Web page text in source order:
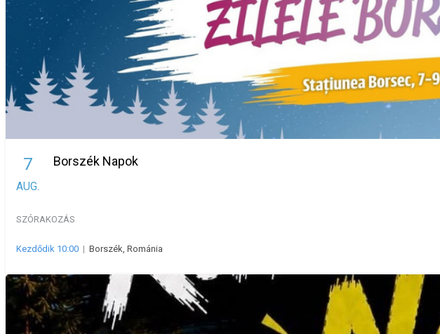
7
AUG.
Borszék Napok
SZÓRAKOZÁS
Kezdődik 10:00 | Borszék, Románia